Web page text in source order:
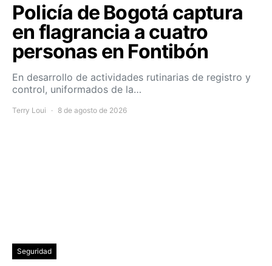
Policía de Bogotá captura
en flagrancia a cuatro
personas en Fontibón
En desarrollo de actividades rutinarias de registro y
control, uniformados de la…
Terry Loui 8 de agosto de 2026
Seguridad